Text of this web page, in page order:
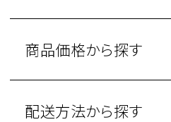
商品価格から探す
配送方法から探す